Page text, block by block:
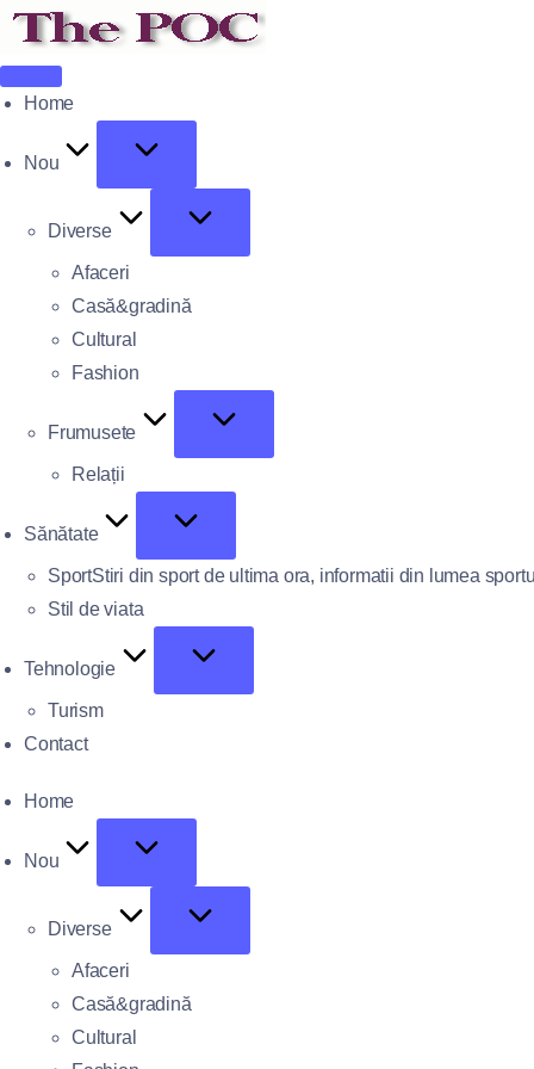
Home
Nou
Diverse
Afaceri
Casă&gradină
Cultural
Fashion
Frumusete
Relații
Sănătate
SportStiri din sport de ultima ora, informatii din lumea
Stil de viata
Tehnologie
Turism
Contact
Home
Nou
Diverse
Afaceri
Casă&gradină
Cultural